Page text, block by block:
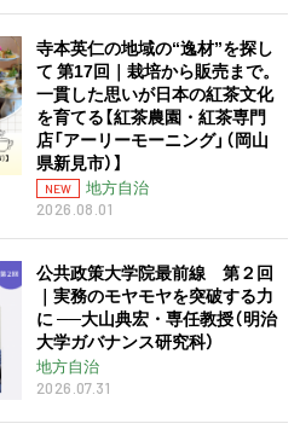
寺本英仁の地域の“逸材”を探し
て 第17回｜栽培から販売まで。
一貫した思いが日本の紅茶文化
を育てる【紅茶農園・紅茶専門
店「アーリーモーニング」（岡山
県新見市）】
NEW
地方自治
2026.08.01
公共政策大学院最前線 第２回
｜実務のモヤモヤを突破する力
に ──大山典宏・専任教授（明治
大学ガバナンス研究科）
地方自治
2026.07.31